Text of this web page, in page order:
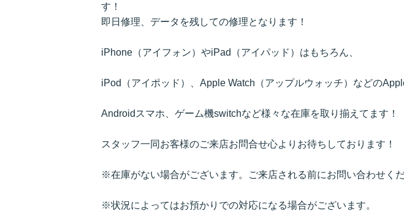
す！
即日修理、データを残しての修理となります！
iPhone（アイフォン）やiPad（アイパッド）はもちろん、
iPod（アイポッド）、Apple Watch（アップルウォッチ）などの
Androidスマホ、ゲーム機switchなど様々な在庫を取り揃えてます！
スタッフ一同お客様のご来店お問合せ心よりお待ちしております！
※在庫がない場合がございます。ご来店される前にお問い合わせくだ
※状況によってはお預かりでの対応になる場合がございます。